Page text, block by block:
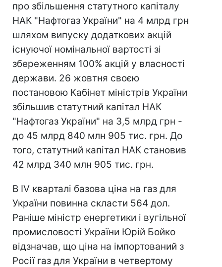
про збільшення статутного капіталу
НАК "Нафтогаз України" на 4 млрд грн
шляхом випуску додаткових акцій
існуючої номінальної вартості зі
збереженням 100% акцій у власності
держави. 26 жовтня своєю
постановою Кабінет міністрів України
збільшив статутний капітал НАК
"Нафтогаз України" на 3,5 млрд грн -
до 45 млрд 840 млн 905 тис. грн. До
того, статутний капітал НАК становив
42 млрд 340 млн 905 тис. грн.
В IV кварталі базова ціна на газ для
України повинна скласти 564 дол.
Раніше міністр енергетики і вугільної
промисловості України Юрій Бойко
відзначав, що ціна на імпортований з
Росії газ для України в четвертому